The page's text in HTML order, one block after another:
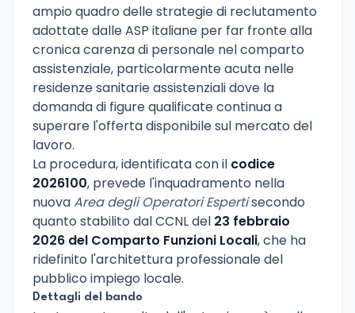
ampio quadro delle strategie di reclutamento
adottate dalle ASP italiane per far fronte alla
cronica carenza di personale nel comparto
assistenziale, particolarmente acuta nelle
residenze sanitarie assistenziali dove la
domanda di figure qualificate continua a
superare l'offerta disponibile sul mercato del
lavoro.
La procedura, identificata con il codice
2026100, prevede l'inquadramento nella
nuovaArea degli Operatori Espertisecondo
quanto stabilito dal CCNL del 23 febbraio
2026 del Comparto Funzioni Locali, che ha
ridefinito l'architettura professionale del
pubblico impiego locale.
Dettagli del bando